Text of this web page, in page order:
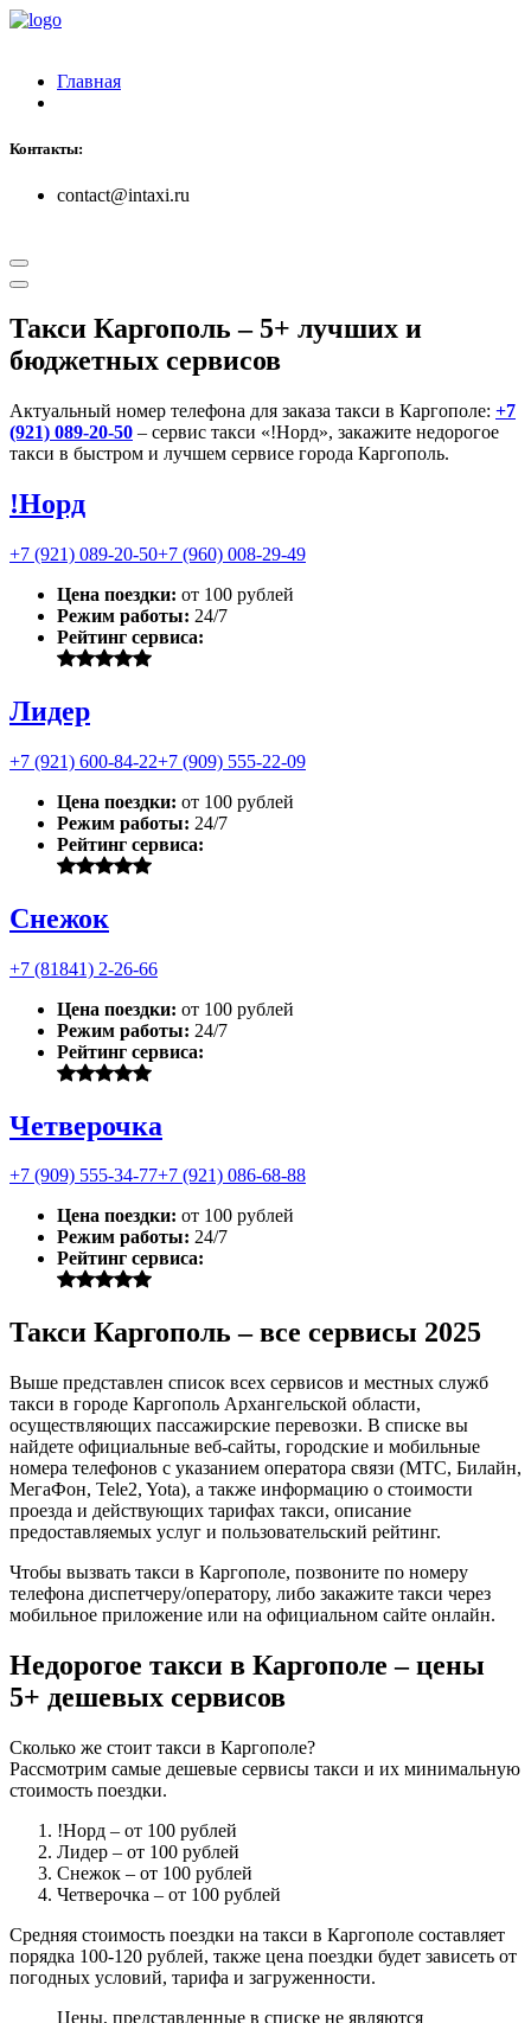
Главная
Контакты:
contact@intaxi.ru
Такси Каргополь – 5+ лучших и
бюджетных сервисов
Актуальный номер телефона для заказа такси в Каргополе: +7
(921) 089-20-50 – сервис такси «!Норд», закажите недорогое
такси в быстром и лучшем сервисе города Каргополь.
!Норд
+7 (921) 089-20-50+7 (960) 008-29-49
Цена поездки: от 100 рублей
Режим работы: 24/7
Рейтинг сервиса:
Лидер
+7 (921) 600-84-22+7 (909) 555-22-09
Цена поездки: от 100 рублей
Режим работы: 24/7
Рейтинг сервиса:
Снежок
+7 (81841) 2-26-66
Цена поездки: от 100 рублей
Режим работы: 24/7
Рейтинг сервиса:
Четверочка
+7 (909) 555-34-77+7 (921) 086-68-88
Цена поездки: от 100 рублей
Режим работы: 24/7
Рейтинг сервиса:
Такси Каргополь – все сервисы 2025
Выше представлен список всех сервисов и местных служб
такси в городе Каргополь Архангельской области,
осуществляющих пассажирские перевозки. В списке вы
найдете официальные веб-сайты, городские и мобильные
номера телефонов с указанием оператора связи (МТС, Билайн,
МегаФон, Tele2, Yota), а также информацию о стоимости
проезда и действующих тарифах такси, описание
предоставляемых услуг и пользовательский рейтинг.
Чтобы вызвать такси в Каргополе, позвоните по номеру
телефона диспетчеру/оператору, либо закажите такси через
мобильное приложение или на официальном сайте онлайн.
Недорогое такси в Каргополе – цены
5+ дешевых сервисов
Сколько же стоит такси в Каргополе?
Рассмотрим самые дешевые сервисы такси и их минимальную
стоимость поездки.
!Норд – от 100 рублей
Лидер – от 100 рублей
Снежок – от 100 рублей
Четверочка – от 100 рублей
Средняя стоимость поездки на такси в Каргополе составляет
порядка 100-120 рублей, также цена поездки будет зависеть от
погодных условий, тарифа и загруженности.
Цены, представленные в списке не являются